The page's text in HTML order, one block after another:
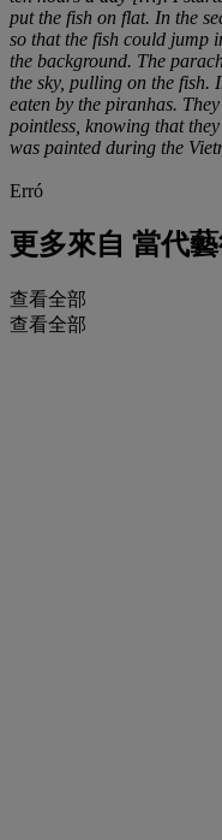
put the fish on flat. In the
so that the fish could jump
the background. The
the sky, pulling on the fish.
eaten by the piranhas.
pointless, knowing that
was painted during the
Erró
更多來自 當代藝
查看全部
查看全部